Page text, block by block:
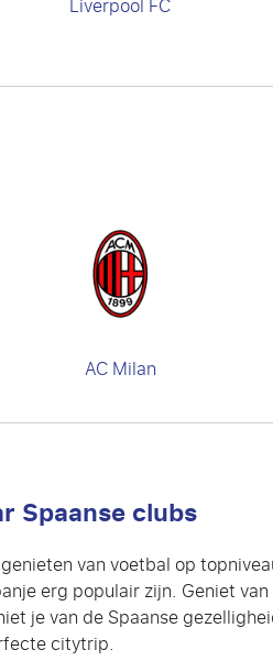
Liverpool FC
AC Milan
Spaanse clubs
van voetbal op
erg populair zijn. Geniet
je van de Spaanse
citytrip.